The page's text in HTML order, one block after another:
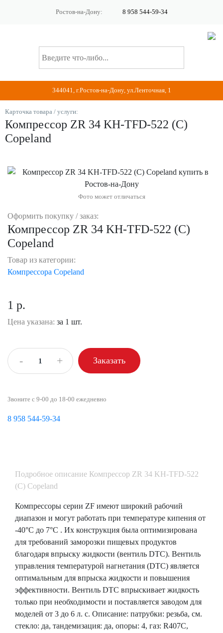
Ростов-на-Дону: 8 958 544-59-34
344041, г.Ростов-на-Дону, ул.Ленточная, 1
Карточка товара / услуги:
Компрессор ZR 34 KH-TFD-522 (C)
Copeland
Фото может отличаться
Оформить покупку / заказ:
Компрессор ZR 34 KH-TFD-522 (C)
Copeland
Товар из категории:
Компрессора Copeland
1 р.
Цена указана: за 1 шт.
- + Заказать
Звоните с 9-00 до 18-00 ежедневно
8 958 544-59-34
Подробное описание Компрессор ZR 34 KH-TFD-522
(C) Copeland
Компрессоры серии ZF имеют широкий рабочий
диапазон и могут работать при температуре кипения от
-40°C до 7°C . Их конструкция была оптимизирована
для требований заморозки пищевых продуктов
благодаря впрыску жидкости (вентиль DTC). Вентиль
управления температурой нагнетания (DTC) является
оптимальным для впрыска жидкости и повышения
эффективности. Вентиль DTC впрыскивает жидкость
только при необходимости и поставляется заводом для
моделей от 3 до 6 л. с. Описание: патрубки: резьба, см.
стекло: да, тандемизация: да, опоры: 4, газ: R407С,